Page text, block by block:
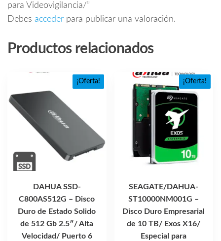
para Videovigilancia/”
Debes acceder para publicar una valoración.
Productos relacionados
¡Oferta!
DAHUA SSD-
C800AS512G – Disco
Duro de Estado Solido
de 512 Gb 2.5″/ Alta
Velocidad/ Puerto 6
¡Oferta!
SEAGATE/DAHUA-
ST10000NM001G –
Disco Duro Empresarial
de 10 TB/ Exos X16/
Especial para